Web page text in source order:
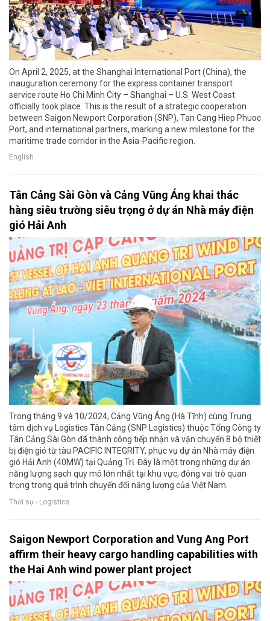
On April 2, 2025, at the Shanghai International Port (China), the
inauguration ceremony for the express container transport
service route Ho Chi Minh City – Shanghai – U.S. West Coast
officially took place. This is the result of a strategic cooperation
between Saigon Newport Corporation (SNP), Tan Cang Hiep Phuoc
Port, and international partners, marking a new milestone for the
maritime trade corridor in the Asia-Pacific region.
English
Tân Cảng Sài Gòn và Cảng Vũng Áng khai thác
hàng siêu trường siêu trọng ở dự án Nhà máy điện
gió Hải Anh
Trong tháng 9 và 10/2024, Cảng Vũng Áng (Hà Tĩnh) cùng Trung
tâm dịch vụ Logistics Tân Cảng (SNP Logistics) thuộc Tổng Công ty
Tân Cảng Sài Gòn đã thành công tiếp nhận và vận chuyển 8 bộ thiết
bị điện gió từ tàu PACIFIC INTEGRITY, phục vụ dự án Nhà máy điện
gió Hải Anh (40MW) tại Quảng Trị. Đây là một trong những dự án
năng lượng sạch quy mô lớn nhất tại khu vực, đóng vai trò quan
trọng trong quá trình chuyển đổi năng lượng của Việt Nam.
Thời sự - Logistics
Saigon Newport Corporation and Vung Ang Port
affirm their heavy cargo handling capabilities with
the Hai Anh wind power plant project